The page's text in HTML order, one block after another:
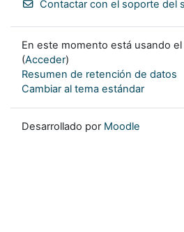
Contactar con el soporte del
En este momento está usando
(Acceder)
Resumen de retención de datos
Cambiar al tema estándar
Desarrollado por Moodle